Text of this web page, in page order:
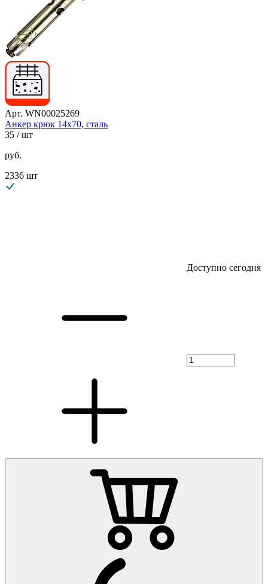
Арт. WN00025269
Анкер крюк 14х70, сталь
35 / шт
руб.
2336 шт
Доступно сегодня